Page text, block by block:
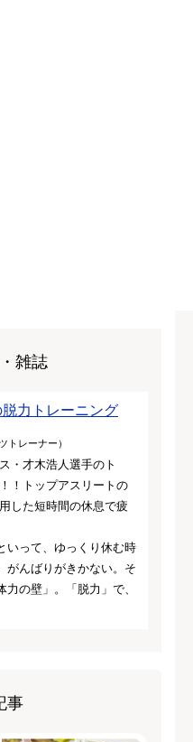
雑誌
力トレーニング
トレーナー）
・才木浩人選手のト
！トップアスリートの
した短時間の休息で疲
いって、ゆっくり休む時
がんばりがきかない。そ
の壁」。「脱力」で、
事